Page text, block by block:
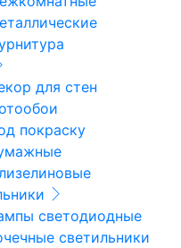
для стен
покраску
светодиодные
светильники